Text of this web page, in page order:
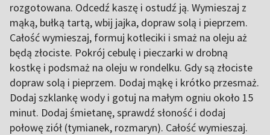
rozgotowana. Odcedź kaszę i ostudź ją. Wymieszaj z
mąką, bułką tartą, wbij jajka, dopraw solą i pieprzem.
Całość wymieszaj, formuj kotleciki i smaż na oleju aż
będą złociste. Pokrój cebulę i pieczarki w drobną
kostkę i podsmaż na oleju w rondelku. Gdy są złociste
dopraw solą i pieprzem. Dodaj mąkę i krótko przesmaż.
Dodaj szklankę wody i gotuj na małym ogniu około 15
minut. Dodaj śmietanę, sprawdź słoność i dodaj
połowę ziół (tymianek, rozmaryn). Całość wymieszaj.